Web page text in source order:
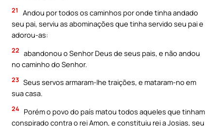
21
Andou por todos os caminhos por onde tinha andado
seu pai, serviu as abominações que tinha servido seu pai e
adorou-as:
22 abandonou o Senhor Deus de seus pais, e não andou
no caminho do Senhor.
23 Seus servos armaram-lhe traições, e mataram-no em
sua casa.
24 Porém o povo do país matou todos aqueles que tinham
conspirado contra o rei Amon, e constituiu rei a Josias, seu